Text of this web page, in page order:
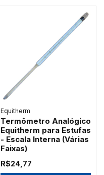
Equitherm
Termômetro Analógico
Equitherm para Estufas
- Escala Interna (Várias
Faixas)
R$24,77